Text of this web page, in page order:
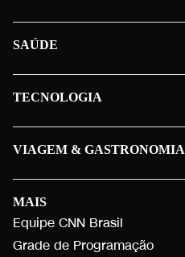
MAIS
Equipe CNN Brasil
Grade de Programação
SAÚDE
TECNOLOGIA
VIAGEM & GASTRONOMIA